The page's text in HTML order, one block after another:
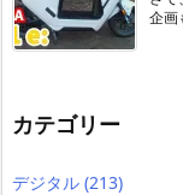
企画
カテゴリー
デジタル (213)